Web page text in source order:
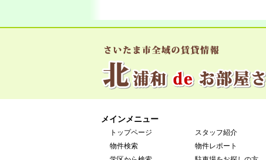
メインメニュー
トップページ
物件検索
スタッフ紹介
物件レポート